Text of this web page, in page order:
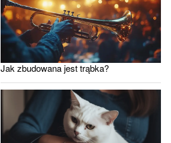
Jak zbudowana jest trąbka?